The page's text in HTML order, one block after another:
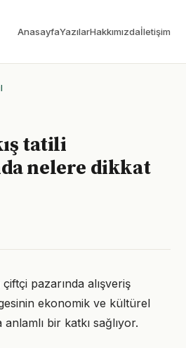
AnasayfaYazılarHakkımızdaİletişim
tatili
nelere dikkat
pazarında alışveriş
ekonomik ve kültürel
bir katkı sağlıyor.